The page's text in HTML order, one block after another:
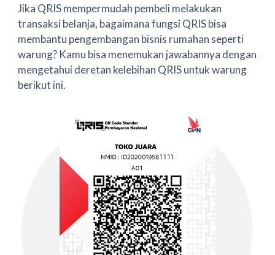
Jika QRIS mempermudah pembeli melakukan
transaksi belanja, bagaimana fungsi QRIS bisa
membantu pengembangan bisnis rumahan seperti
warung? Kamu bisa menemukan jawabannya dengan
mengetahui deretan kelebihan QRIS untuk warung
berikut ini.